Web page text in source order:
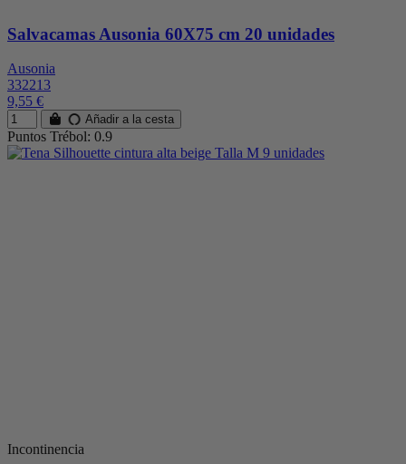
Salvacamas Ausonia 60X75 cm 20 unidades
Ausonia
332213
9,55 €
Añadir a la cesta
Puntos Trébol: 0.9
Incontinencia